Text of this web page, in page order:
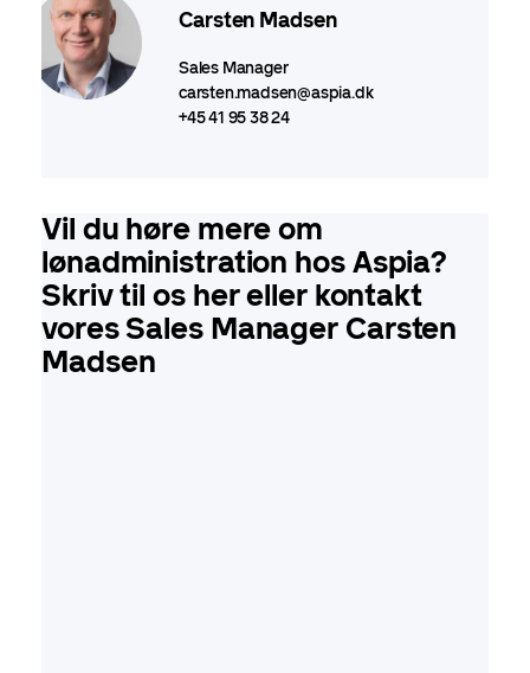
Carsten Madsen
Sales Manager
carsten.madsen@aspia.dk
+45 41 95 38 24
Vil du høre mere om
lønadministration hos Aspia?
Skriv til os her eller kontakt
vores Sales Manager Carsten
Madsen